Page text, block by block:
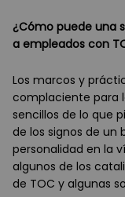
¿Cómo puede una
a empleados con
Los marcos y
complaciente para
sencillos de lo que
de los signos de un
personalidad en la
algunos de los
de TOC y algunas